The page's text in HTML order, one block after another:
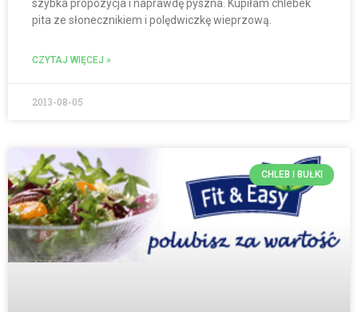
szybka propozycja i naprawdę pyszna. Kupiłam chlebek
pita ze słonecznikiem i polędwiczkę wieprzową.
CZYTAJ WIĘCEJ »
2013-08-05
CHLEB I BUŁKI